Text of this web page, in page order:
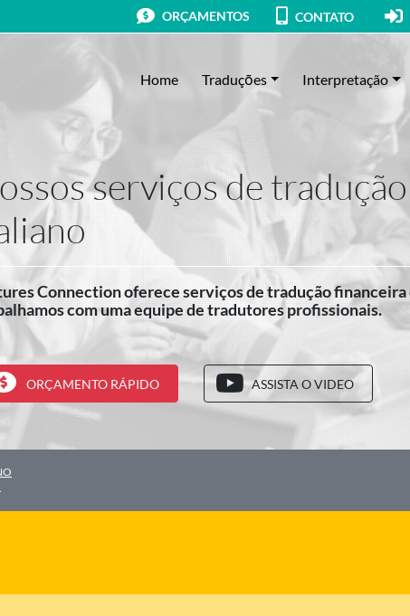
ORÇAMENTOS CONTATO
Home Traduçōes Interpretação
serviços de
Connection oferece serviços de tradução
com uma equipe de tradutores profissionais.
ORÇAMENTO RÁPIDO ASSISTA O VIDEO